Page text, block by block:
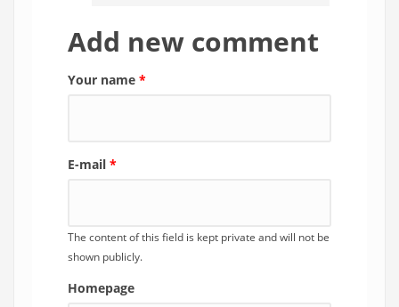
Add new comment
Your name *
E-mail *
The content of this field is kept private and will not be
shown publicly.
Homepage